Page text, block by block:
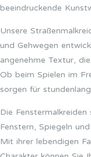
beeindruckende
Unsere
und Gehwegen
angenehme Textur,
Ob beim Spielen im
sorgen für
Die
Fenstern, Spiegeln
Mit ihrer lebendigen